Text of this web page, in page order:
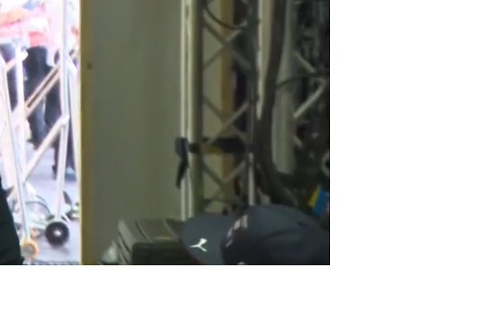
de
mismos
pantalla,
en
por